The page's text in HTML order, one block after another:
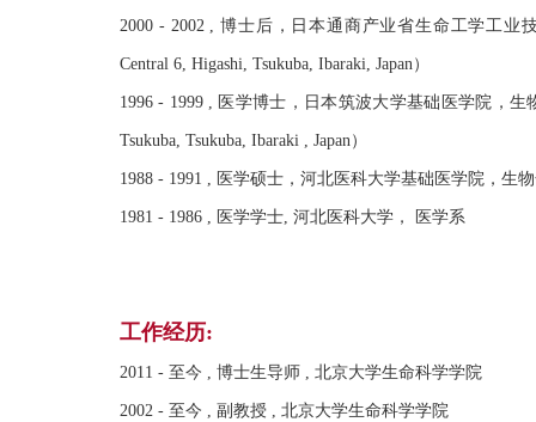
2000 - 2002 , 博士后，日本通商产业省生命工学工业技
Central 6, Higashi, Tsukuba, Ibaraki, Japan）
1996 - 1999 , 医学博士，日本筑波大学基础医学院，生
Tsukuba, Tsukuba, Ibaraki , Japan）
1988 - 1991 , 医学硕士，河北医科大学基础医学院，生
1981 - 1986 , 医学学士, 河北医科大学， 医学系
工作经历:
2011 - 至今 , 博士生导师 , 北京大学生命科学学院
2002 - 至今 , 副教授 , 北京大学生命科学学院